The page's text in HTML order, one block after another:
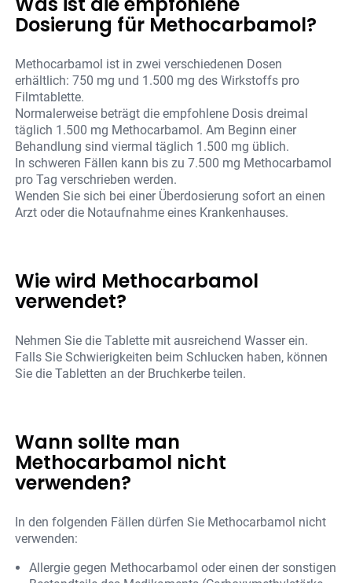
Dosierung für Methocarbamol?
Methocarbamol ist in zwei verschiedenen Dosen
erhältlich: 750 mg und 1.500 mg des Wirkstoffs pro
Filmtablette.
Normalerweise beträgt die empfohlene Dosis dreimal
täglich 1.500 mg Methocarbamol. Am Beginn einer
Behandlung sind viermal täglich 1.500 mg üblich.
In schweren Fällen kann bis zu 7.500 mg Methocarbamol
pro Tag verschrieben werden.
Wenden Sie sich bei einer Überdosierung sofort an einen
Arzt oder die Notaufnahme eines Krankenhauses.
Wie wird Methocarbamol
verwendet?
Nehmen Sie die Tablette mit ausreichend Wasser ein.
Falls Sie Schwierigkeiten beim Schlucken haben, können
Sie die Tabletten an der Bruchkerbe teilen.
Wann sollte man
Methocarbamol nicht
verwenden?
In den folgenden Fällen dürfen Sie Methocarbamol nicht
verwenden:
Allergie gegen Methocarbamol oder einen der sonstigen